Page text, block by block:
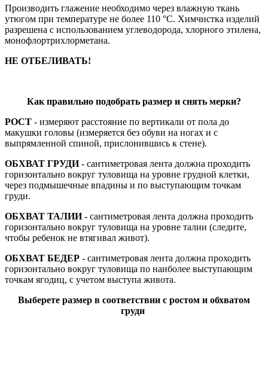
Производить глажение необходимо через влажную ткань
утюгом при температуре не более 110 °С. Химчистка изделий
разрешена с использованием углеводорода, хлорного этилена,
монофлортрихлорметана.
НЕ ОТБЕЛИВАТЬ!
Как правильно подобрать размер и снять мерки?
РОСТ - измеряют расстояние по вертикали от пола до
макушки головы (измеряется без обуви на ногах и с
выпрямленной спиной, прислонившись к стене).
ОБХВАТ ГРУДИ- сантиметровая лента должна проходить
горизонтально вокруг туловища на уровне грудной клетки,
через подмышечные впадины и по выступающим точкам
груди.
ОБХВАТ ТАЛИИ- сантиметровая лента должна проходить
горизонтально вокруг туловища на уровне талии (следите,
чтобы ребенок не втягивал живот).
ОБХВАТ БЕДЕР - сантиметровая лента должна проходить
горизонтально вокруг туловища по наиболее выступающим
точкам ягодиц, с учетом выступа живота.
Выберете размер в соответствии с ростом и обхватом
груди